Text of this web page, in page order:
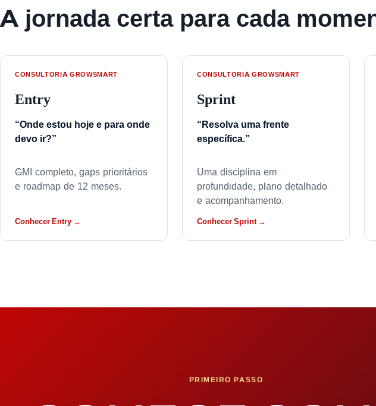
A jornada certa para cada
CONSULTORIA GROWSMART
Entry
“Onde estou hoje e para onde
devo ir?”
GMI completo, gaps prioritários
e roadmap de 12 meses.
Conhecer Entry →
CONSULTORIA GROWSMART
Sprint
“Resolva uma frente
específica.”
Uma disciplina em
profundidade, plano detalhado
e acompanhamento.
Conhecer Sprint →
PRIMEIRO PASSO